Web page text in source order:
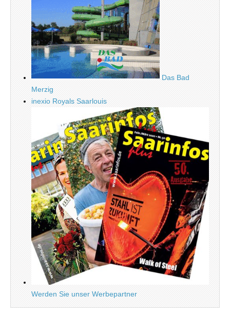
Das Bad
Merzig
inexio Royals Saarlouis
Werden Sie unser Werbepartner